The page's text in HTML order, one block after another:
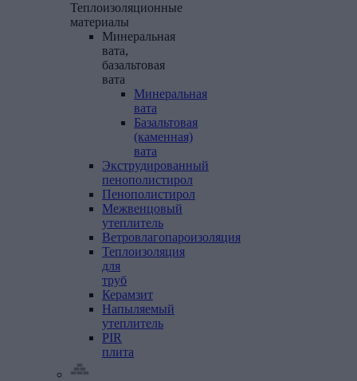
Теплоизоляционные
материалы
Минеральная
вата,
базальтовая
вата
Минеральная
вата
Базальтовая
(каменная)
вата
Экструдированный
пенополистирол
Пенополистирол
Межвенцовый
утеплитель
Ветровлагопароизоляция
Теплоизоляция
для
труб
Керамзит
Напыляемый
утеплитель
PIR
плита